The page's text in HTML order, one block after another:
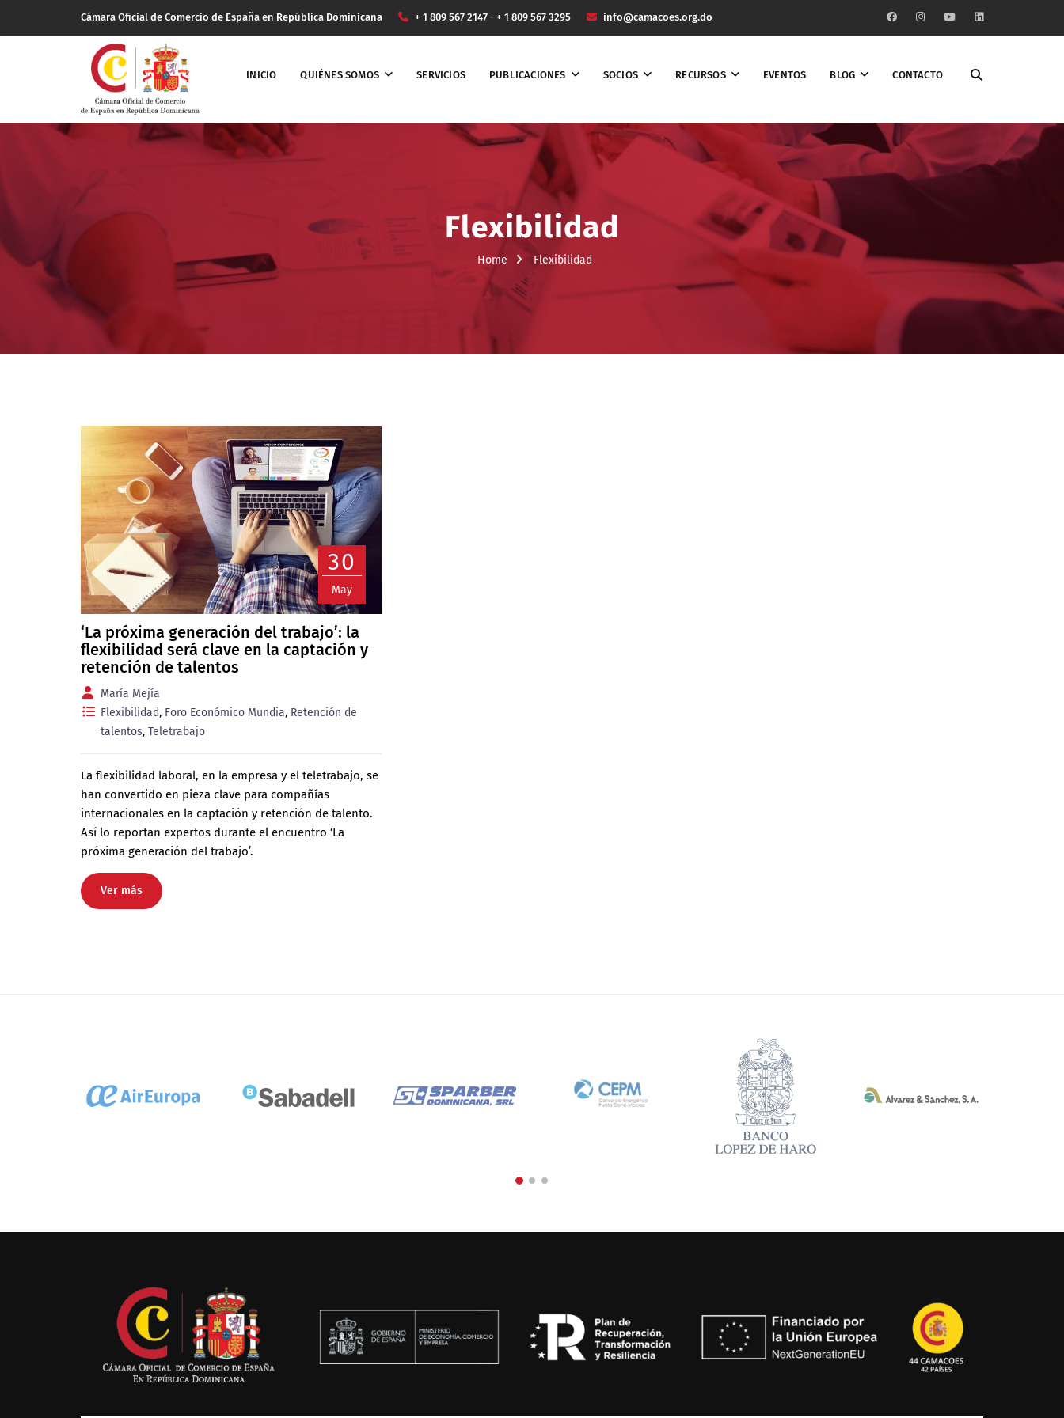
Cámara Oficial de Comercio de España en República Dominicana + 1 809 567 2147 - + 1 809 567 3295 info@camacoes.org.do
INICIO QUIÉNES SOMOS SERVICIOS PUBLICACIONES SOCIOS RECURSOS EVENTOS BLOG CONTACTO
Flexibilidad
Home Flexibilidad
30
May
‘La próxima generación del trabajo’: la
flexibilidad será clave en la captación y
retención de talentos
María Mejía
Flexibilidad, Foro Económico Mundia, Retención de
talentos, Teletrabajo
La flexibilidad laboral, en la empresa y el teletrabajo, se
han convertido en pieza clave para compañías
internacionales en la captación y retención de talento.
Así lo reportan expertos durante el encuentro ‘La
próxima generación del trabajo’.
Ver más